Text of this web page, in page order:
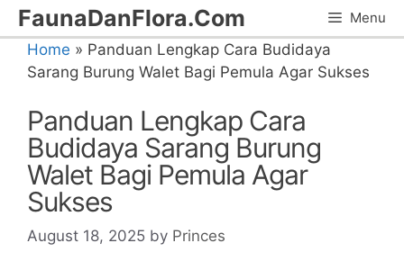
Skip
to
content
FaunaDanFlora.Com Menu
Home » Panduan Lengkap Cara Budidaya
Sarang Burung Walet Bagi Pemula Agar Sukses
Panduan Lengkap Cara
Budidaya Sarang Burung
Walet Bagi Pemula Agar
Sukses
August 18, 2025 by Princes